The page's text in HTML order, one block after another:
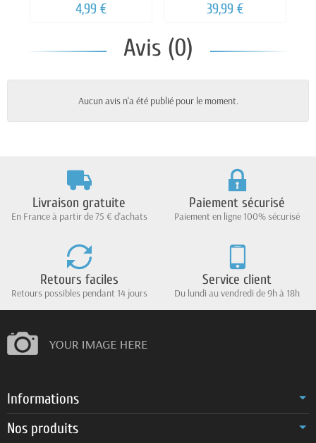
4,99 € 39,99 €
Avis (0)
Aucun avis n'a été publié pour le moment.
Livraison gratuite
En France à partir de 75 € d'achats
Paiement sécurisé
Paiement en ligne 100% sécurisé
Retours faciles
Retours possibles pendant 14 jours
Service client
Du lundi au vendredi de 9h à 18h
Informations
Nos produits